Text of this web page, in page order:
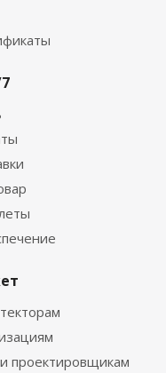
проектировщикам